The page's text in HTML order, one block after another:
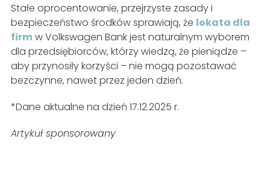
Stałe oprocentowanie, przejrzyste zasady i
bezpieczeństwo środków sprawiają, że lokata dla
firmw Volkswagen Bank jest naturalnym wyborem
dla przedsiębiorców, którzy wiedzą, że pieniądze –
aby przynosiły korzyści – nie mogą pozostawać
bezczynne, nawet przez jeden dzień.
*Dane aktualne na dzień 17.12.2025 r.
Artykuł sponsorowany